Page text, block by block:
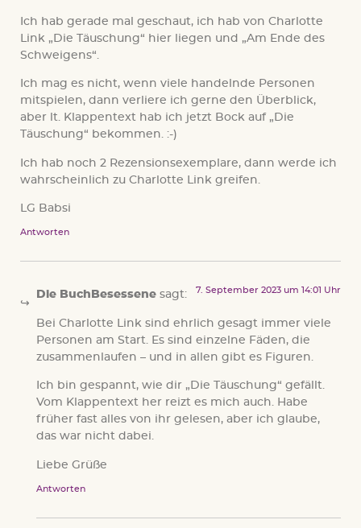
Ich hab gerade mal geschaut, ich hab von Charlotte
Link „Die Täuschung“ hier liegen und „Am Ende des
Schweigens“.
Ich mag es nicht, wenn viele handelnde Personen
mitspielen, dann verliere ich gerne den Überblick,
aber lt. Klappentext hab ich jetzt Bock auf „Die
Täuschung“ bekommen. :-)
Ich hab noch 2 Rezensionsexemplare, dann werde ich
wahrscheinlich zu Charlotte Link greifen.
LG Babsi
Antworten
Die BuchBesessene sagt: 7. September 2023 um 14:01 Uhr
Bei Charlotte Link sind ehrlich gesagt immer viele
Personen am Start. Es sind einzelne Fäden, die
zusammenlaufen – und in allen gibt es Figuren.
Ich bin gespannt, wie dir „Die Täuschung“ gefällt.
Vom Klappentext her reizt es mich auch. Habe
früher fast alles von ihr gelesen, aber ich glaube,
das war nicht dabei.
Liebe Grüße
Antworten